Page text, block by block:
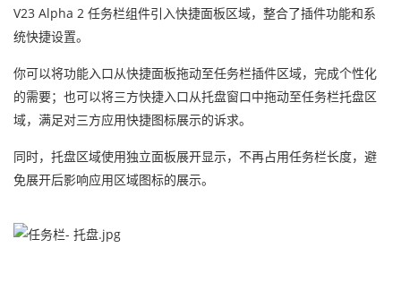
V23 Alpha 2 任务栏组件引入快捷面板区域，整合了插件功能和系
统快捷设置。
你可以将功能入口从快捷面板拖动至任务栏插件区域，完成个性化
的需要；也可以将三方快捷入口从托盘窗口中拖动至任务栏托盘区
域，满足对三方应用快捷图标展示的诉求。
同时，托盘区域使用独立面板展开显示，不再占用任务栏长度，避
免展开后影响应用区域图标的展示。